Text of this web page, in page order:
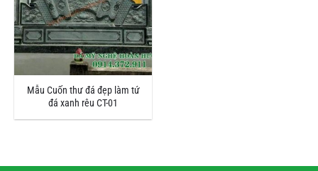
Mẫu Cuốn thư đá đẹp làm tứ
đá xanh rêu CT-01